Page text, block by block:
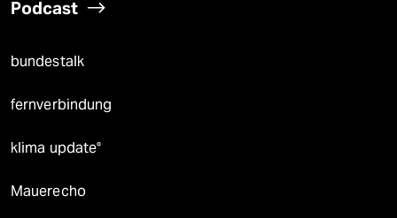
Podcast
bundestalk
fernverbindung
klima update°
Mauerecho